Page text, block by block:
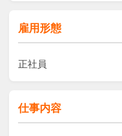
雇用形態
正社員
仕事内容